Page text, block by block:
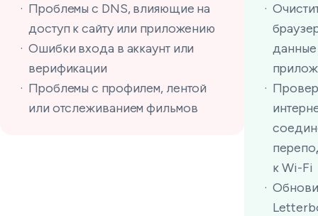
Проблемы с DNS, влияющие на
доступ к сайту или приложению
Ошибки входа в аккаунт или
верификации
Проблемы с профилем, лентой
или отслеживанием фильмов
данные
к Wi-Fi